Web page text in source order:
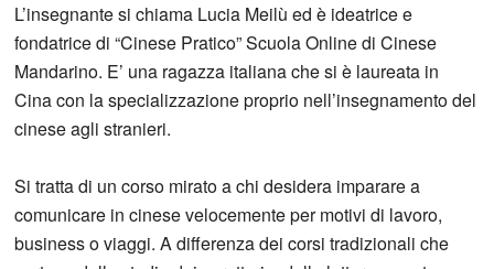
L’insegnante si chiama Lucia Meilù ed è ideatrice e
fondatrice di “Cinese Pratico” Scuola Online di Cinese
Mandarino. E’ una ragazza italiana che si è laureata in
Cina con la specializzazione proprio nell’insegnamento del
cinese agli stranieri.
Si tratta di un corso mirato a chi desidera imparare a
comunicare in cinese velocemente per motivi di lavoro,
business o viaggi. A differenza dei corsi tradizionali che